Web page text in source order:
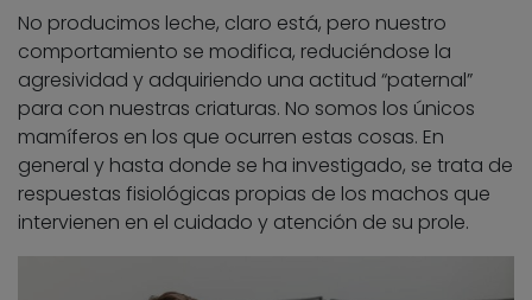
No producimos leche, claro está, pero nuestro
comportamiento se modifica, reduciéndose la
agresividad y adquiriendo una actitud “paternal”
para con nuestras criaturas. No somos los únicos
mamíferos en los que ocurren estas cosas. En
general y hasta donde se ha investigado, se trata de
respuestas fisiológicas propias de los machos que
intervienen en el cuidado y atención de su prole.